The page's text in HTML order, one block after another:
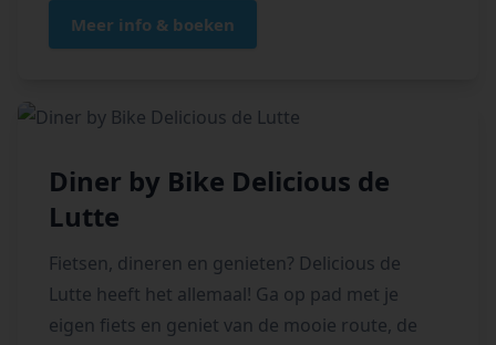
Meer info & boeken
Diner by Bike Delicious de
Lutte
Fietsen, dineren en genieten? Delicious de
Lutte heeft het allemaal! Ga op pad met je
eigen fiets en geniet van de mooie route, de